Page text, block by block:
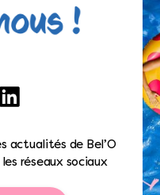
LinkedIn
actualités de Bel’O
réseaux sociaux